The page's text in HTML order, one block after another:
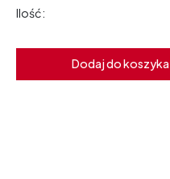
Ilość:
Dodaj do koszyka